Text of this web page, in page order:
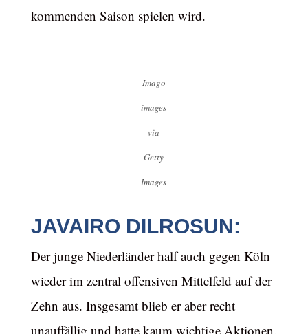
kommenden Saison spielen wird.
Imago
images
via
Getty
Images
JAVAIRO DILROSUN:
Der junge Niederländer half auch gegen Köln
wieder im zentral offensiven Mittelfeld auf der
Zehn aus. Insgesamt blieb er aber recht
unauffällig und hatte kaum wichtige Aktionen.